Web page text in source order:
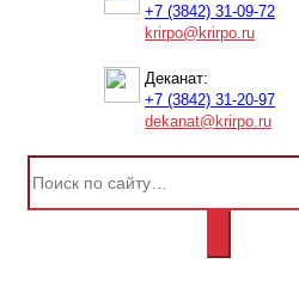
+7 (3842) 31-09-72
krirpo@krirpo.ru
Деканат:
+7 (3842) 31-20-97
dekanat@krirpo.ru